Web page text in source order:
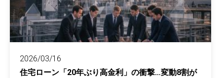
2026/03/16
住宅ローン「20年ぶり高金利」の衝撃…変動8割が